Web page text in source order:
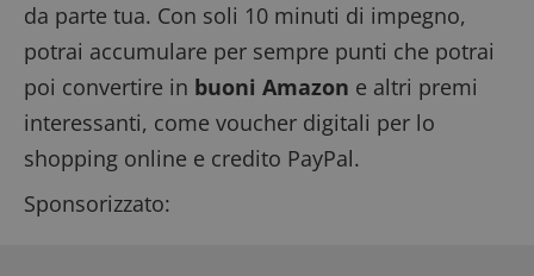
da parte tua. Con soli 10 minuti di impegno,
potrai accumulare per sempre punti che potrai
poi convertire in buoni Amazon e altri premi
interessanti, come voucher digitali per lo
shopping online e credito PayPal.
Sponsorizzato: